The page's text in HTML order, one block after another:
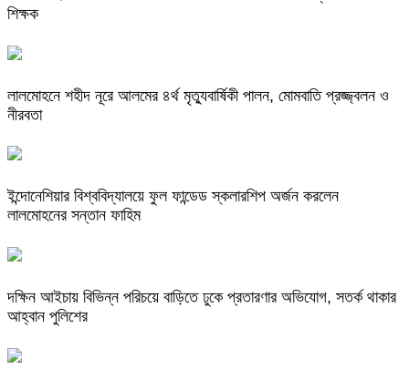
শিক্ষক
লালমোহনে শহীদ নূরে আলমের ৪র্থ মৃত্যুবার্ষিকী পালন, মোমবাতি প্রজ্জ্বলন ও
নীরবতা
ইন্দোনেশিয়ার বিশ্ববিদ্যালয়ে ফুল ফান্ডেড স্কলারশিপ অর্জন করলেন
লালমোহনের সন্তান ফাহিম
দক্ষিন আইচায় ‎বিভিন্ন পরিচয়ে বাড়িতে ঢুকে প্রতারণার অভিযোগ, সতর্ক থাকার
আহ্বান পুলিশের